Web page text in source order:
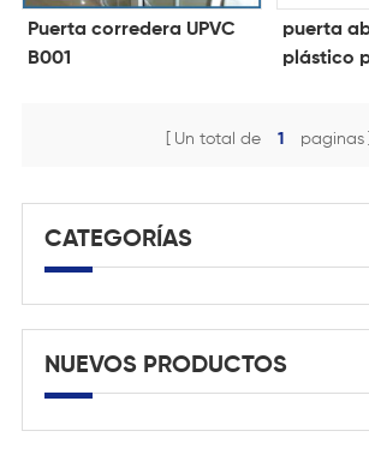
Puerta corredera UPVC
B001
puerta
plástico
Un total de 1 paginas
CATEGORÍAS
NUEVOS PRODUCTOS